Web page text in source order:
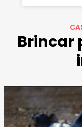
Brincar